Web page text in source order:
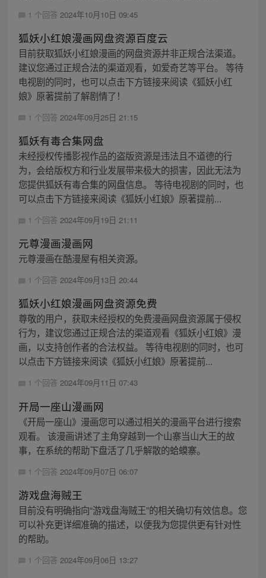
1 个回答 2024年10月10日 09:45
狐妖小红娘漫画网盘资源百度云
目前获取狐妖小红娘漫画的网盘资源并非正规合法渠道。
建议您通过正规合法的渠道观看，如爱奇艺等平台。 等待
电视剧的同时，也可以点击下方链接来阅读《狐妖小红
娘》原著提前了解剧情了！
1 个回答 2024年09月25日 21:15
狐妖有毒合集网盘
未经授权传播影视作品的盗版资源是违法且不道德的行
为，会给版权方和行业发展带来极大的损害，因此无法为
您提供狐妖有毒合集的网盘信息。 等待电视剧的同时，也
可以点击下方链接来阅读《狐妖小红娘》原著提前...
1 个回答 2024年09月19日 21:11
元尊漫画漫画网
元尊漫画在酷漫屋有相关资源。
1 个回答 2024年09月13日 20:44
狐妖小红娘漫画网盘资源免费
尊敬的用户，获取未经授权的免费漫画网盘资源属于侵权
行为，建议您通过正规合法的渠道观看《狐妖小红娘》漫
画，以支持创作者的合法权益。 等待电视剧的同时，也可
以点击下方链接来阅读《狐妖小红娘》原著提前...
1 个回答 2024年09月11日 07:43
开局一座山漫画网
《开局一座山》漫画您可以通过相关的漫画平台进行搜索
观看。 该漫画讲述了主角穿越到一个山寨当山大王的故
事，在系统的帮助下盘活了几乎解散的蛤蟆寨。
1 个回答 2024年09月07日 06:07
游戏盘海贼王
目前没有明确指向“游戏盘海贼王”的相关确切有效信息。您
可以补充更详细准确的描述，以便我为您提供更有针对性
的帮助。
1 个回答 2024年09月06日 13:27